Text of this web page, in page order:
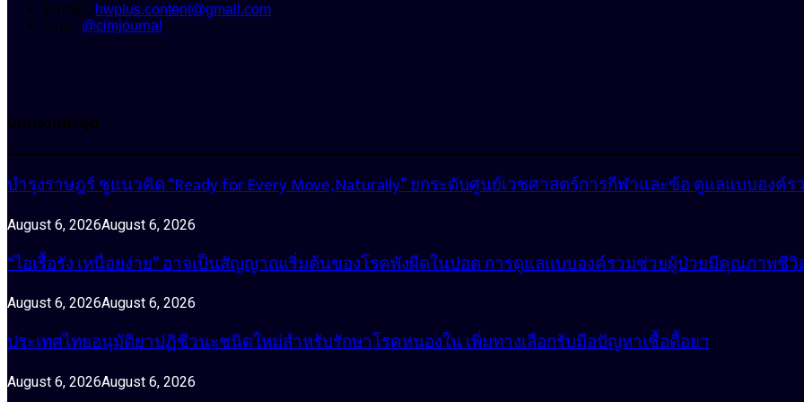
E-mail : hwplus.content@gmail.com
Line : @cimjournal
บทความล่าสุด
บำรุงราษฎร์ ชูแนวคิด “Ready for Every Move, Naturally” ยกระดับศูนย์เวชศาสตร์การกีฬาและข้อ ดูแลแบบองค์ร
August 6, 2026August 6, 2026
“ไอเรื้อรัง เหนื่อยง่าย” อาจเป็นสัญญาณเริ่มต้นของโรคพังผืดในปอด การดูแลแบบองค์รวมช่วยผู้ป่วยมีคุณภาพชี
August 6, 2026August 6, 2026
ประเทศไทยอนุมัติยาปฏิชีวนะชนิดใหม่สำหรับรักษาโรคหนองใน เพิ่มทางเลือกรับมือปัญหาเชื้อดื้อยา
August 6, 2026August 6, 2026